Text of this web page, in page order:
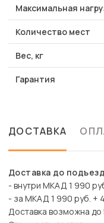
Максимальная
Количество мест
Вес, кг
Гарантия
ДОСТАВКА
Доставка до
- внутри МКАД 1 990
- за МКАД 1 990 руб. +
Доставка возможна